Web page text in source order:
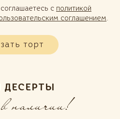
с политикой
соглашением.
торт
наличии!